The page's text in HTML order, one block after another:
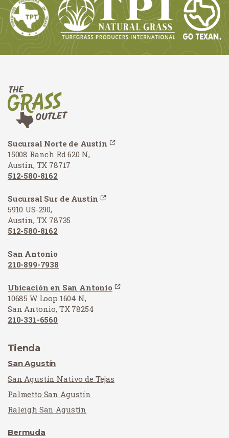
Sucursal Norte de Austin
15008 Ranch Rd 620 N,
Austin, TX 78717
512-580-8162
Sucursal Sur de Austin
5910 US-290,
Austin, TX 78735
512-580-8162
San Antonio
210-899-7938
Ubicación en San Antonio
10685 W Loop 1604 N,
San Antonio, TX 78254
210-331-6560
Tienda
San Agustín
San Agustín Nativo de Tejas
Palmetto San Agustín
Raleigh San Agustín
Bermuda